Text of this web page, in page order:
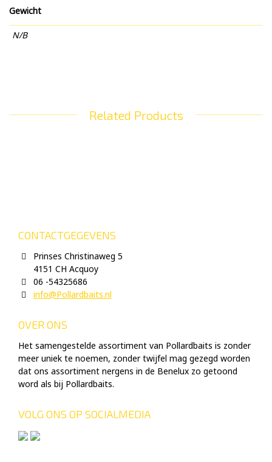
Gewicht
N/B
Related Products
CONTACTGEGEVENS
Prinses Christinaweg 5
4151 CH Acquoy
06 -54325686
info@Pollardbaits.nl
OVER ONS
Het samengestelde assortiment van Pollardbaits is zonder
meer uniek te noemen, zonder twijfel mag gezegd worden
dat ons assortiment nergens in de Benelux zo getoond
word als bij Pollardbaits.
VOLG ONS OP SOCIALMEDIA